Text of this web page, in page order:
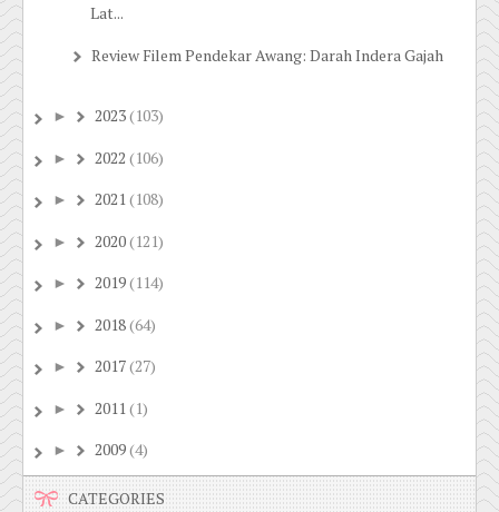
Lat...
Review Filem Pendekar Awang: Darah Indera Gajah
► 2023(103)
► 2022 (106)
► 2021(108)
► 2020(121)
► 2019(114)
► 2018(64)
► 2017(27)
► 2011(1)
► 2009(4)
CATEGORIES